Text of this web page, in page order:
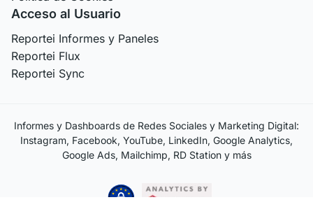
Acceso al Usuario
Reportei Informes y Paneles
Reportei Flux
Reportei Sync
Informes y Dashboards de Redes Sociales y Marketing Digital:
Instagram, Facebook, YouTube, LinkedIn, Google Analytics,
Google Ads, Mailchimp, RD Station y más